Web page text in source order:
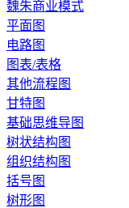
魏朱商业模式
平面图
电路图
图表/表格
其他流程图
甘特图
基础思维导图
树状结构图
组织结构图
括号图
树形图